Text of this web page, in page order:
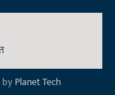
byPlanet Tech